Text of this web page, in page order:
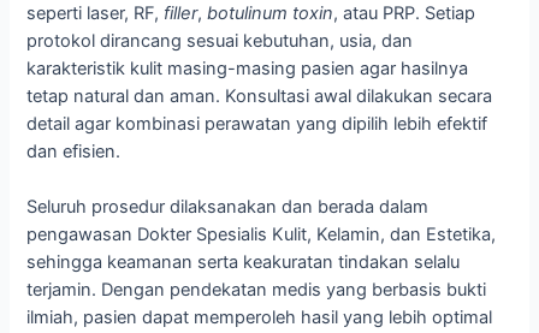
seperti laser, RF, filler,botulinum toxin, atau PRP. Setiap
protokol dirancang sesuai kebutuhan, usia, dan
karakteristik kulit masing-masing pasien agar hasilnya
tetap natural dan aman. Konsultasi awal dilakukan secara
detail agar kombinasi perawatan yang dipilih lebih efektif
dan efisien.
Seluruh prosedur dilaksanakan dan berada dalam
pengawasan Dokter Spesialis Kulit, Kelamin, dan Estetika,
sehingga keamanan serta keakuratan tindakan selalu
terjamin. Dengan pendekatan medis yang berbasis bukti
ilmiah, pasien dapat memperoleh hasil yang lebih optimal